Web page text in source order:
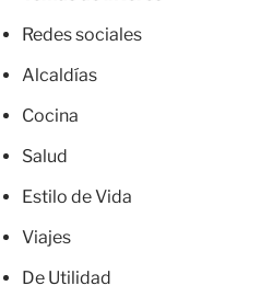
Redes sociales
Alcaldías
Cocina
Salud
Estilo de Vida
Viajes
De Utilidad